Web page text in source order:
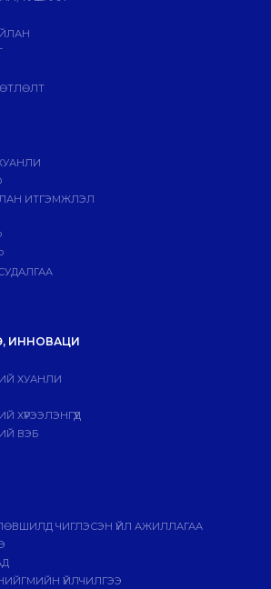
ИТГЭМЖЛЭЛ
ИННОВАЦИ
ХУАНЛИ
ВЭБ
ЧИГЛЭСЭН ҮЙЛ АЖИЛЛАГАА
ҮЙЛЧИЛГЭЭ